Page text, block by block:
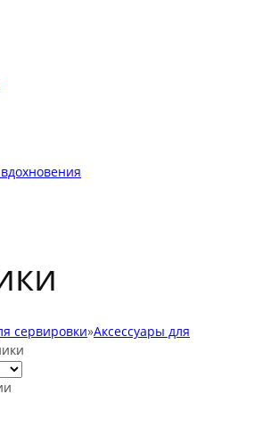
сервировки»Аксессуары для